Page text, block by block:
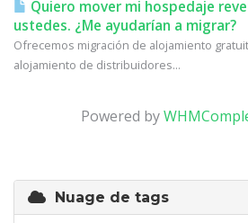
Quiero mover mi hospedaje
ustedes. ¿Me ayudarían a migrar?
Ofrecemos migración de alojamiento
alojamiento de distribuidores...
Powered by
Nuage de tags